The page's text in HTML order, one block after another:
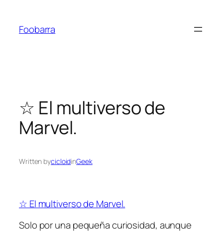
contenido
Foobarra
☆ El multiverso de
Marvel.
Written bycicloidinGeek
☆ El multiverso de Marvel.
Solo por una pequeña curiosidad, aunque